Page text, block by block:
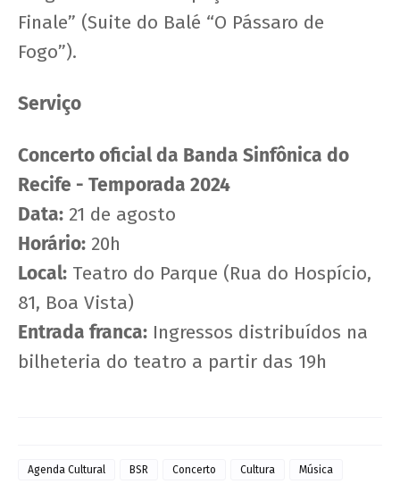
Finale” (Suite do Balé “O Pássaro de
Fogo”).
Serviço
Concerto oficial da Banda Sinfônica do
Recife - Temporada 2024
Data: 21 de agosto
Horário: 20h
Local: Teatro do Parque (Rua do Hospício,
81, Boa Vista)
Entrada franca: Ingressos distribuídos na
bilheteria do teatro a partir das 19h
Agenda Cultural BSR Concerto Cultura Música